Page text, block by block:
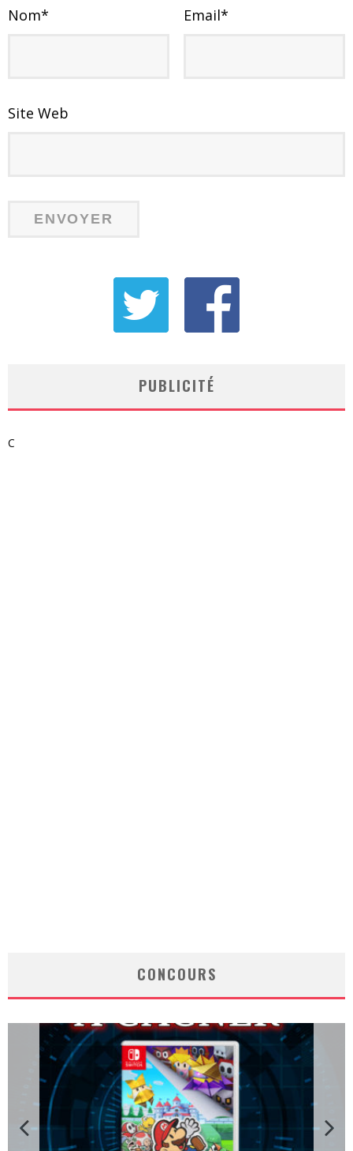
Nom* Email*
Site Web
PUBLICITÉ
C
CONCOURS